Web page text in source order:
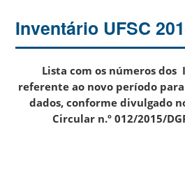
Inventário UFSC
Lista com os números dos
referente ao novo período
dados, conforme divulgado
Circular n.º 012/2015/